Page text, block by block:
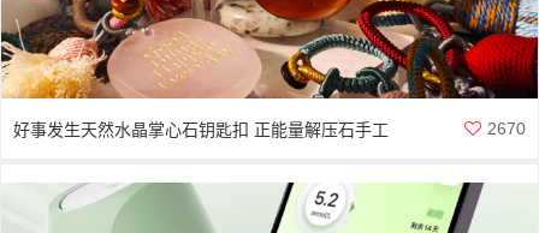
好事发生天然水晶掌心石钥匙扣 正能量解压石手工 2670